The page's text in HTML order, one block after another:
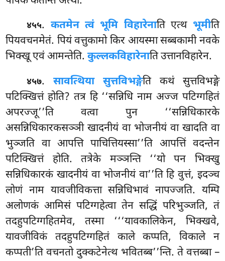
४५५. कतमेन त्वं भूमि विहारेनाति एत्थ भूमीति
पियवचनमेतं. पियं वत्तुकामो किर आयस्मा सब्बकामी नवके
भिक्खू एवं आमन्तेति.कुल्लकविहारेनाति उत्तानविहारेन.
४५७. सावत्थिया सुत्तविभङ्गेति कथं सुत्तविभङ्गे
पटिक्खित्तं होति? तत्र हि ‘‘सन्निधि नाम अज्ज पटिग्गहितं
अपरज्जू’’ति वत्वा पुन ‘‘सन्निधिकारके
असन्निधिकारकसञ्ञी खादनीयं वा भोजनीयं वा खादति वा
भुञ्जति वा आपत्ति पाचित्तियस्सा’’ति आपत्तिं वदन्तेन
पटिक्खित्तं होति. तत्रेके मञ्ञन्ति ‘‘यो पन भिक्खु
सन्निधिकारकं खादनीयं वा भोजनीयं वा’’ति हि वुत्तं, इदञ्च
लोणं नाम यावजीविकत्ता सन्निधिभावं नापज्जति. यम्पि
अलोणकं आमिसं पटिग्गहेत्वा तेन सद्धिं परिभुञ्जति, तं
तदहुपटिग्गहितमेव, तस्मा ‘‘‘यावकालिकेन, भिक्खवे,
यावजीविकं तदहुपटिग्गहितं काले कप्पति, विकाले न
कप्पती’ति वचनतो दुक्कटेनेत्थ भवितब्ब’’न्ति. ते वत्तब्बा –